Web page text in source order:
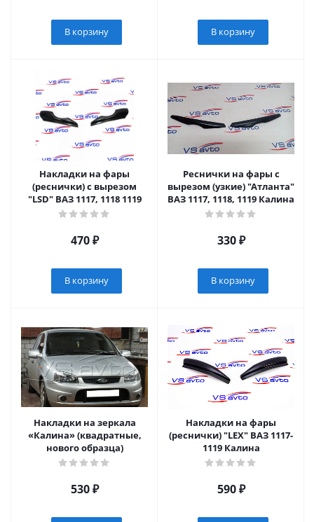
В корзину В корзину
Накладки на фары
(реснички) с вырезом
"LSD" ВАЗ 1117, 1118 1119
470₽
В корзину
Реснички на фары с
вырезом (узкие) "Атланта"
ВАЗ 1117, 1118, 1119 Калина
330₽
В корзину
Накладки на зеркала
«Калина» (квадратные,
нового образца)
530₽
Накладки на фары
(реснички) "LEX" ВАЗ 1117-
1119 Калина
590₽